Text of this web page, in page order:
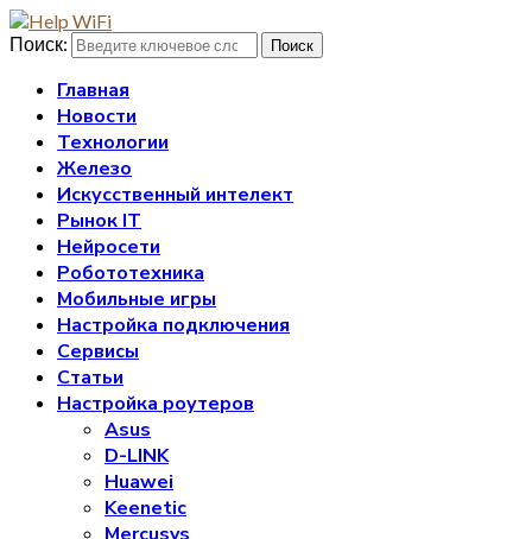
Поиск: Поиск
Главная
Новости
Технологии
Железо
Искусственный интелект
Рынок IT
Нейросети
Робототехника
Мобильные игры
Настройка подключения
Сервисы
Статьи
Настройка роутеров
Asus
D-LINK
Huawei
Keenetic